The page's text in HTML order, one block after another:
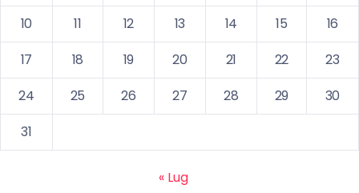
10
11 12 13 14 15
16
17
18 19 20 21 22
23
24
25 26 27 28 29
30
31
« Lug